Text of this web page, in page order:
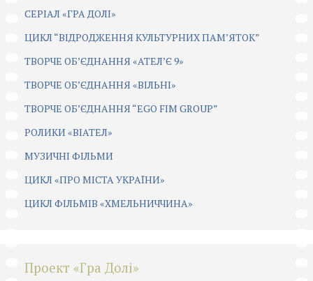
СЕРІАЛ «ГРА ДОЛІ»
ЦИКЛ “ВІДРОДЖЕННЯ КУЛЬТУРНИХ ПАМ’ЯТОК”
ТВОРЧЕ ОБ’ЄДНАННЯ «АТЕЛ’Є 9»
ТВОРЧЕ ОБ’ЄДНАННЯ «ВІЛЬНІ»
ТВОРЧЕ ОБ’ЄДНАННЯ “EGO FIM GROUP”
РОЛИКИ «ВІАТЕЛ»
МУЗИЧНІ ФІЛЬМИ
ЦИКЛ «ПРО МІСТА УКРАЇНИ»
ЦИКЛ ФІЛЬМІВ «ХМЕЛЬНИЧЧИНА»
Проект «Гра Долі»